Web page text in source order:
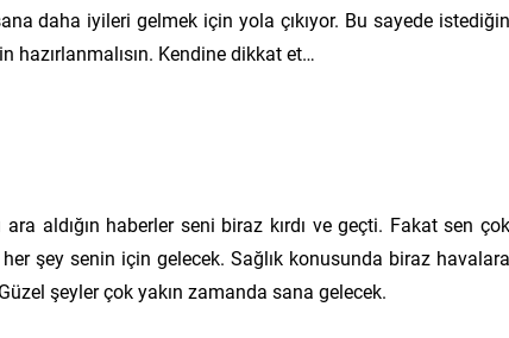
daha iyileri gelmek için yola çıkıyor. Bu sayede istediğin
hazırlanmalısın. Kendine dikkat et…
aldığın haberler seni biraz kırdı ve geçti. Fakat sen çok
şey senin için gelecek. Sağlık konusunda biraz havalara
şeyler çok yakın zamanda sana gelecek.